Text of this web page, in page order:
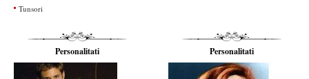
Tunsori
Personalitati Personalitati